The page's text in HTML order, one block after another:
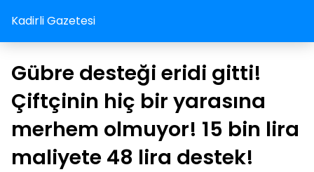
Kadirli Gazetesi
Gübre desteği eridi gitti!
Çiftçinin hiç bir yarasına
merhem olmuyor! 15 bin lira
maliyete 48 lira destek!